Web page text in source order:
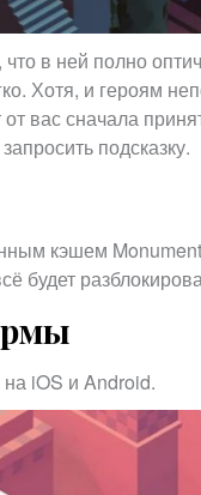
в ней полно
Хотя, и героям
вас сначала
подсказку.
кэшем
будет
iOS и Android.